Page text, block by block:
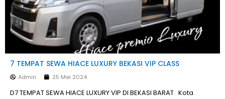
7 TEMPAT SEWA HIACE LUXURY BEKASI VIP CLASS
Admin 25 Mei 2024
D7 TEMPAT SEWA HIACE LUXURY VIP DI BEKASI BARAT Kota